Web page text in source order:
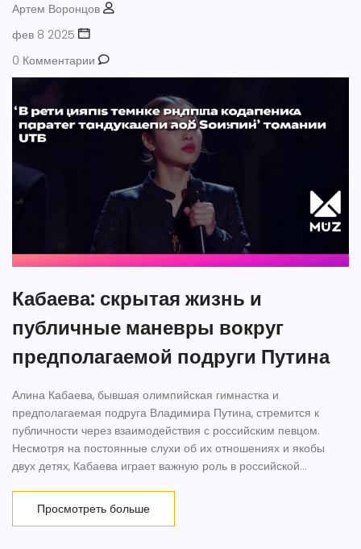
Артем Воронцов
фев 8 2025
0 Комментарии
Кабаева: скрытая жизнь и
публичные маневры вокруг
предполагаемой подруги Путина
Алина Кабаева, бывшая олимпийская гимнастка и
предполагаемая подруга Владимира Путина, стремится к
публичности через взаимодействия с российским певцом.
Несмотря на постоянные слухи об их отношениях и якобы
двух детях, Кабаева играет важную роль в российской
политическое восхождение под влиянием Путина.
Просмотреть больше